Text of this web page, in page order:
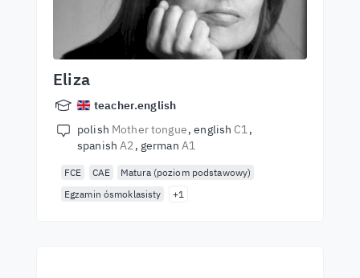
Eliza
teacher.english
polish Mother tongue english C1
spanishA2 german A1
FCE CAE
Matura (poziom podstawowy)
Egzamin ósmoklasisty
+1